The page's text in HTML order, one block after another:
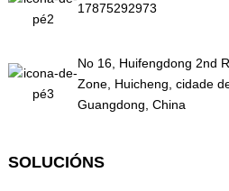
17875292973
No 16, Huifengdong 2nd
Zone, Huicheng, cidade
Guangdong, China
SOLUCIÓNS